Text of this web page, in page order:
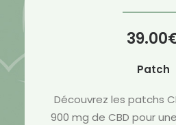
39.00
Patch
Découvrez les patchs
900 mg de CBD pour